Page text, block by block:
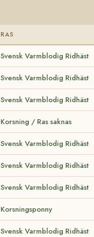
RAS
Svensk Varmblodig Ridhäst
Svensk Varmblodig Ridhäst
Svensk Varmblodig Ridhäst
Korsning / Ras saknas
Svensk Varmblodig Ridhäst
Svensk Varmblodig Ridhäst
Svensk Varmblodig Ridhäst
Korsningsponny
Svensk Varmblodig Ridhäst